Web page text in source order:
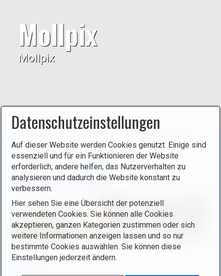
Mollpix
Mollpix
Zentrum und Westen / Steinsel
Steinsel - Steesel
Datenschutzeinstellungen
Auf dieser Website werden Cookies genutzt. Einige sind
essenziell und für ein Funktionieren der Website
erforderlich, andere helfen, das Nutzerverhalten zu
analysieren und dadurch die Website konstant zu
verbessern.
Hier sehen Sie eine Übersicht der potenziell
verwendeten Cookies. Sie können alle Cookies
akzeptieren, ganzen Kategorien zustimmen oder sich
weitere Informationen anzeigen lassen und so nur
bestimmte Cookies auswählen. Sie können diese
Einstellungen jederzeit ändern.